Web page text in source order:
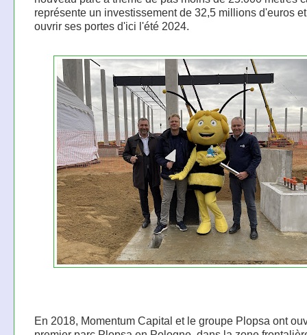
représente un investissement de 32,5 millions d'euros
ouvrir ses portes d'ici l'été 2024.
En 2018, Momentum Capital et le groupe Plopsa ont